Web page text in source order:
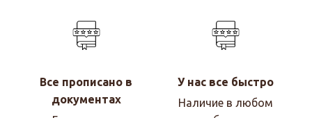
Все прописано в
документах
У нас все быстро
Наличие в любом